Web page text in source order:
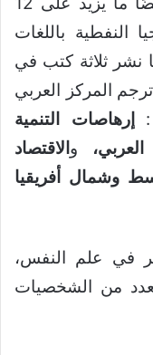
النفطية باللغات
نشر ثلاثة كتب في
المركز العربي
:
إرهاصات التنمية
و الاقتصاد
وشمال أفريقيا
في علم النفس،
من الشخصيات